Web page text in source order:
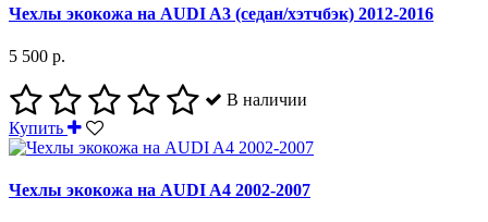
Чехлы экокожа на AUDI A3 (седан/хэтчбэк) 2012-2016
5 500 р.
В наличии
Купить
Чехлы экокожа на AUDI A4 2002-2007